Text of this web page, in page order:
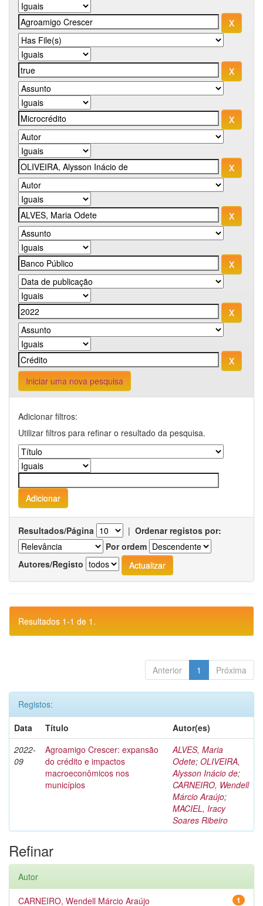
Iniciar uma nova pesquisa
Adicionar filtros:
Utilizar filtros para refinar o resultado da pesquisa.
Resultados/Página | Ordenar registos por:
Por ordem
Autores/Registo
Resultados 1-1 de 1.
Anterior 1 Próxima
Registos:
Data
Título
Autor(es)
2022-
09
Agroamigo Crescer: expansão
do crédito e impactos
macroeconômicos nos
municípios
ALVES, Maria
Odete; OLIVEIRA,
Alysson Inácio de;
CARNEIRO, Wendell
Márcio Araújo;
MACIEL, Iracy
Soares Ribeiro
Refinar
Autor
1
CARNEIRO, Wendell Márcio Araújo